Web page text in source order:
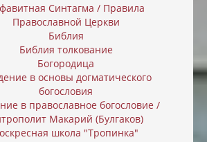
Синтагма / Правила
Православной Церкви
Библия
Библия толкование
Богородица
в основы догматического
богословия
в православное богословие /
Макарий (Булгаков)
школа "Тропинка"